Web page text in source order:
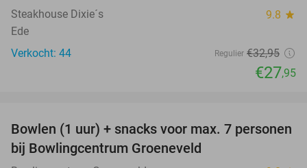
Steakhouse Dixie´s 9.8 star
Ede
Verkocht: 44
Regulier €32,95
€27,95
40%
Bowlen (1 uur) + snacks voor max. 7 personen
bij Bowlingcentrum Groeneveld